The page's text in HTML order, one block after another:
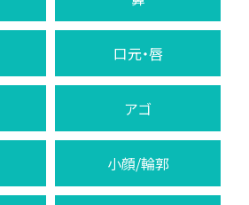
口元・唇
アゴ
小顔/輪郭